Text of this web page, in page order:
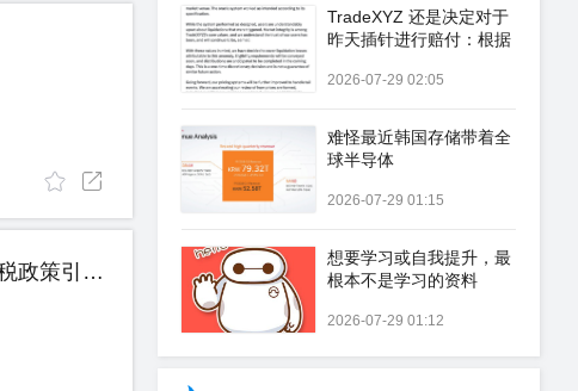
#股市崩盘 这次全球股市和加密货币的显著下跌主要是由于特朗普的关税政策引发的全球投资恐慌。
TradeXYZ 还是决定对于
昨天插针进行赔付：根据
定一次性承担此次异常引
2026-07-29 02:05
难怪最近韩国存储带着全
球半导体
2026-07-29 01:15
想要学习或自我提升，最
根本不是学习的资料
2026-07-29 01:12